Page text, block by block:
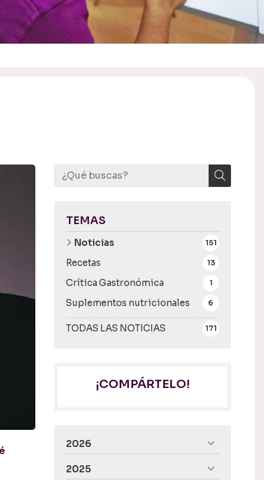
TEMAS
TODAS LAS NOTICIAS 171
Noticias 151
Recetas 13
Crítica Gastronómica 1
Suplementos nutricionales 6
¡COMPÁRTELO!
2026
2025